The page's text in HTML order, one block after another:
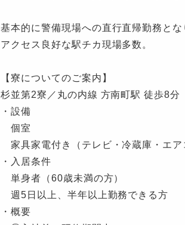
基本的に警備現場への直行直帰勤務とな
アクセス良好な駅チカ現場多数。
【寮についてのご案内】
杉並第2寮／丸の内線 方南町駅 徒歩8分
・設備
個室
家具家電付き（テレビ・冷蔵庫・エア
・入居条件
単身者（60歳未満の方）
週5日以上、半年以上勤務できる方
・概要